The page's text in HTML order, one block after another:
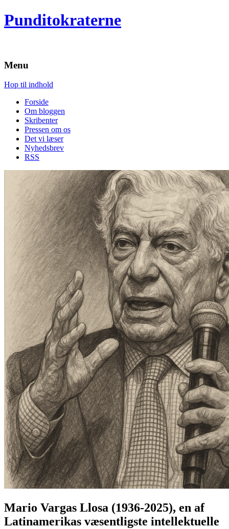
Punditokraterne
Menu
Hop til indhold
Forside
Om bloggen
Skribenter
Pressen om os
Det vi læser
Nyhedsbrev
RSS
Mario Vargas Llosa (1936-2025), en af
Latinamerikas væsentligste intellektuelle